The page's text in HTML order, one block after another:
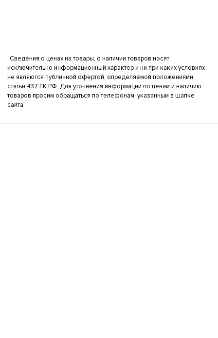
Сведения о ценах на товары, о наличии товаров носят
исключительно информационный характер и ни при каких условиях
не являются публичной офертой, определяемой положениями
статьи 437 ГК РФ. Для уточнения информации по ценам и наличию
товаров просим обращаться по телефонам, указанным в шапке
сайта.